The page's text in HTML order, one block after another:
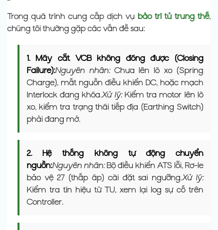
Trong quá trình cung cấp dịch vụ bảo trì tủ trung thế,
chúng tôi thường gặp các vấn đề sau:
1. Máy cắt VCB không đóng được (Closing
Failure):Nguyên nhân:Chưa lên lò xo (Spring
Charge), mất nguồn điều khiển DC, hoặc mạch
Interlock đang khóa.Xử lý:Kiểm tra motor lên lò
xo, kiểm tra trạng thái tiếp địa (Earthing Switch)
phải đang mở.
2. Hệ thống không tự động chuyển
nguồn:Nguyên nhân:Bộ điều khiển ATS lỗi, Rơ-le
bảo vệ 27 (thấp áp) cài đặt sai ngưỡng.Xử lý:
Kiểm tra tín hiệu từ TU, xem lại log sự cố trên
Controller.